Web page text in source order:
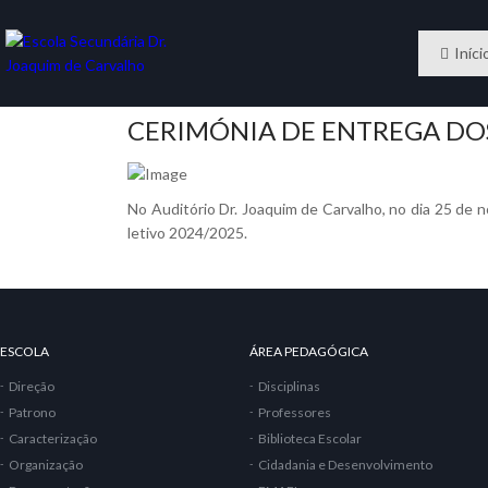
CERIMÓNIA DE ENTREGA
No Auditório Dr. Joaquim de Carvalho, no dia 25 de
letivo 2024/2025.
ESCOLA
Direção
Patrono
Caracterização
Organização
ÁREA PEDAGÓGICA
Disciplinas
Professores
Biblioteca Escolar
Cidadania e Desenvolvimento